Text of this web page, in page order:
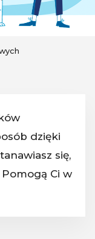
dzięki
się,
Pomogą Ci w